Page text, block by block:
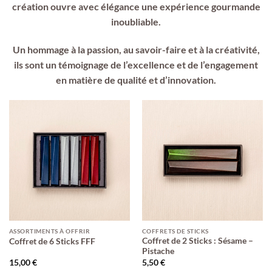
création ouvre avec élégance une expérience gourmande
inoubliable.
Un hommage à la passion, au savoir-faire et à la créativité,
ils sont un témoignage de l’excellence et de l’engagement
en matière de qualité et d’innovation.
ASSORTIMENTS À OFFRIR
Coffret de 6 Sticks FFF
15,00€
COFFRETS DE STICKS
Coffret de 2 Sticks : Sésame –
Pistache
5,50€